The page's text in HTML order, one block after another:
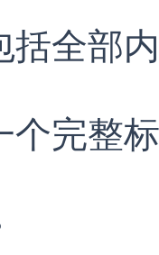
括全部
个完整